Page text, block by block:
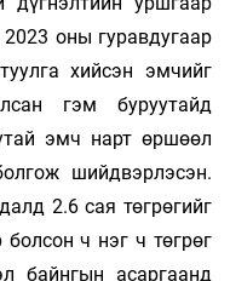
оны гуравдугаар
хийсэн эмчийг
гэм буруутайд
эмч нарт өршөөл
шийдвэрлэсэн.
2.6 сая төгрөгийг
болсон ч нэг ч төгрөг
байнгын асаргаанд